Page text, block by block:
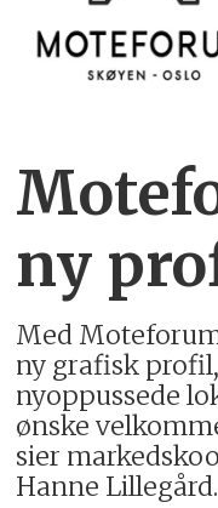
ny
Med
ny grafisk
nyoppussede
ønske
sier
Hanne Lillegård.